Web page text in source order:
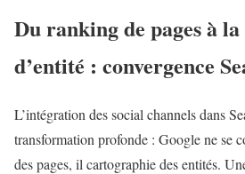
Du ranking de pages à
d’entité : convergence
L’intégration des social channels dans
transformation profonde : Google ne se
des pages, il cartographie des entités.